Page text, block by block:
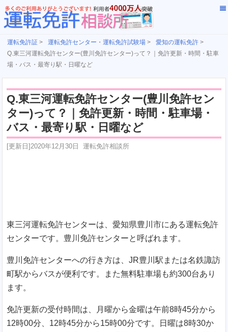
運転免許証 > 運転免許センター・運転免許試験場 > 愛知の運転免許 >
Q.東三河運転免許センター(豊川免許センター)って？｜免許更新・時間・駐車
場・バス・最寄り駅・日曜など
Q.東三河運転免許センター(豊川免許セン
ター)って？｜免許更新・時間・駐車場・
バス・最寄り駅・日曜など
[更新日]2020年12月30日 運転免許相談所
東三河運転免許センターは、愛知県豊川市にある運転免許
センターです。豊川免許センターと呼ばれます。
豊川免許センターへの行き方は、JR豊川駅または名鉄諏訪
町駅からバスが便利です。また無料駐車場も約300台あり
ます。
免許更新の受付時間は、月曜から金曜は午前8時45分から
12時00分、12時45分から15時00分です。日曜は8時30か